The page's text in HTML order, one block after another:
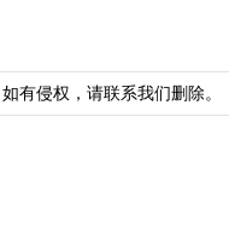
有侵权，请联系我们删除。